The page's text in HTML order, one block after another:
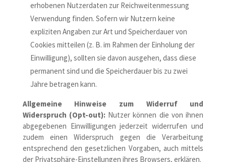
erhobenen Nutzerdaten zur Reichweitenmessung
Verwendung finden. Sofern wir Nutzern keine
expliziten Angaben zur Art und Speicherdauer von
Cookies mitteilen (z. B. im Rahmen der Einholung der
Einwilligung), sollten sie davon ausgehen, dass diese
permanent sind und die Speicherdauer bis zu zwei
Jahre betragen kann.
Allgemeine Hinweise zum Widerruf und
Widerspruch (Opt-out): Nutzer können die von ihnen
abgegebenen Einwilligungen jederzeit widerrufen und
zudem einen Widerspruch gegen die Verarbeitung
entsprechend den gesetzlichen Vorgaben, auch mittels
der Privatsphäre-Einstellungen ihres Browsers, erklären.